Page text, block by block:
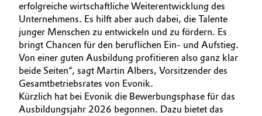
erfolgreiche wirtschaftliche Weiterentwicklung des
Unternehmens. Es hilft aber auch dabei, die Talente
junger Menschen zu entwickeln und zu fördern. Es
bringt Chancen für den beruflichen Ein- und Aufstieg.
Von einer guten Ausbildung profitieren also ganz klar
beide Seiten“, sagt Martin Albers, Vorsitzender des
Gesamtbetriebsrates von Evonik.
Kürzlich hat bei Evonik die Bewerbungsphase für das
Ausbildungsjahr 2026 begonnen. Dazu bietet das